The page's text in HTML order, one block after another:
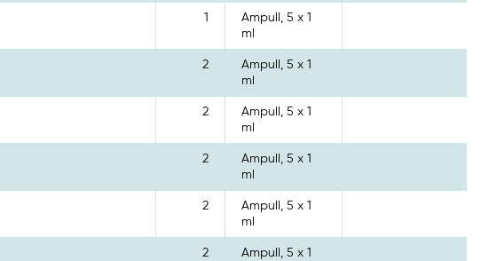
1
Ampull, 5 x 1
ml
2
Ampull, 5 x 1
ml
2
Ampull, 5 x 1
ml
2
Ampull, 5 x 1
ml
2
Ampull, 5 x 1
ml
2
Ampull, 5 x 1